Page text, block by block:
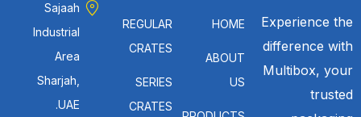
Experience the
difference with
Multibox, your
trusted
HOME
ABOUT
US
REGULAR
CRATES
SERIES
CRATES
Sajaah
Industrial
Area
Sharjah,
UAE.